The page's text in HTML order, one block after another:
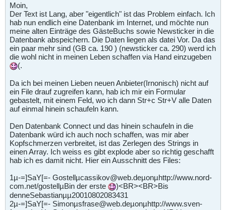
Moin,
Der Text ist Lang, aber "eigentlich" ist das Problem einfach. Ich
hab nun endlich eine Datenbank im Internet, und möchte nun
meine alten Einträge des GästeBuchs sowie Newsticker in die
Datenbank abspeichern. Die Daten liegen als datei Vor. Da das
ein paar mehr sind (GB ca. 190 ) (newsticker ca. 290) werd ich
die wohl nicht in meinen Leben schaffen via Hand einzugeben
(.
Da ich bei meinen Lieben neuen Anbieter(Irnonisch) nicht auf
ein File drauf zugreifen kann, hab ich mir ein Formular
gebastelt, mit einem Feld, wo ich dann Str+c Str+V alle Daten
auf einmal hinein schaufeln kann.
Den Datenbank Connect und das hinein schaufeln in die
Datenbank würd ich auch noch schaffen, was mir aber
Kopfschmerzen verbreitet, ist das Zerlegen des Strings in
einen Array. Ich weiss es gibt explode aber so richtig geschafft
hab ich es damit nicht. Hier ein Ausschnitt des Files:
1µ-=]SaY[=- Gostellµcassikov@web.deµonµhttp://www.nord-
com.net/gostellµBin der erste
)<BR><BR>Bis
denneSebastianµµ20010802083431
2µ-=]SaY[=- Simonµsfrase@web.deµonµhttp://www.sven-